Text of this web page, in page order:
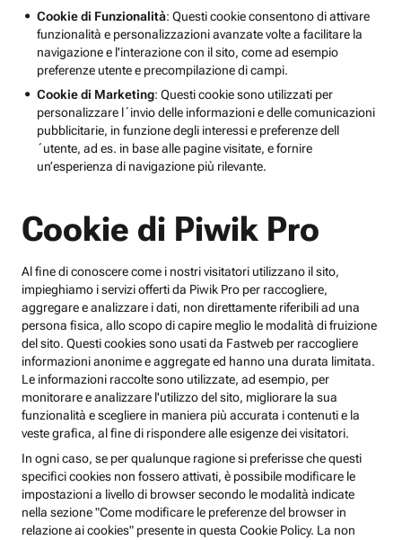
Cookie di Funzionalità: Questi cookie consentono di attivare
funzionalità e personalizzazioni avanzate volte a facilitare la
navigazione e l'interazione con il sito, come ad esempio
preferenze utente e precompilazione di campi.
Cookie di Marketing: Questi cookie sono utilizzati per
personalizzare l´invio delle informazioni e delle comunicazioni
pubblicitarie, in funzione degli interessi e preferenze dell
´utente, ad es. in base alle pagine visitate, e fornire
un’esperienza di navigazione più rilevante.
Cookie di Piwik Pro
Al fine di conoscere come i nostri visitatori utilizzano il sito,
impieghiamo i servizi offerti da Piwik Pro per raccogliere,
aggregare e analizzare i dati, non direttamente riferibili ad una
persona fisica, allo scopo di capire meglio le modalità di fruizione
del sito. Questi cookies sono usati da Fastweb per raccogliere
informazioni anonime e aggregate ed hanno una durata limitata.
Le informazioni raccolte sono utilizzate, ad esempio, per
monitorare e analizzare l'utilizzo del sito, migliorare la sua
funzionalità e scegliere in maniera più accurata i contenuti e la
veste grafica, al fine di rispondere alle esigenze dei visitatori.
In ogni caso, se per qualunque ragione si preferisse che questi
specifici cookies non fossero attivati, è possibile modificare le
impostazioni a livello di browser secondo le modalità indicate
nella sezione "Come modificare le preferenze del browser in
relazione ai cookies" presente in questa Cookie Policy. La non